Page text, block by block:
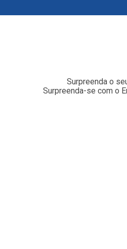
Surpreenda o
Surpreenda-se com o